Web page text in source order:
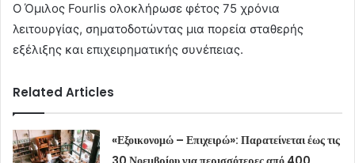
Ο Όμιλος Fourlis ολοκλήρωσε φέτος 75 χρόνια
λειτουργίας, σηματοδοτώντας μια πορεία σταθερής
εξέλιξης και επιχειρηματικής συνέπειας.
Related Articles
«Εξοικονομώ – Επιχειρώ»: Παρατείνεται έως τις